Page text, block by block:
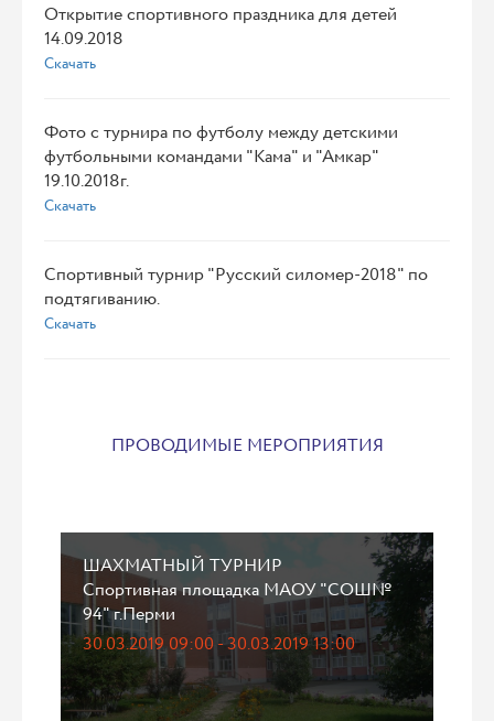
Открытие спортивного праздника для детей
14.09.2018
Скачать
Фото с турнира по футболу между детскими
футбольными командами "Кама" и "Амкар"
19.10.2018г.
Скачать
Спортивный турнир "Русский силомер-2018" по
подтягиванию.
Скачать
ПРОВОДИМЫЕ МЕРОПРИЯТИЯ
ШАХМАТНЫЙ ТУРНИР
Спортивная площадка МАОУ "СОШ№
94" г.Перми
30.03.2019 09:00 - 30.03.2019 13:00